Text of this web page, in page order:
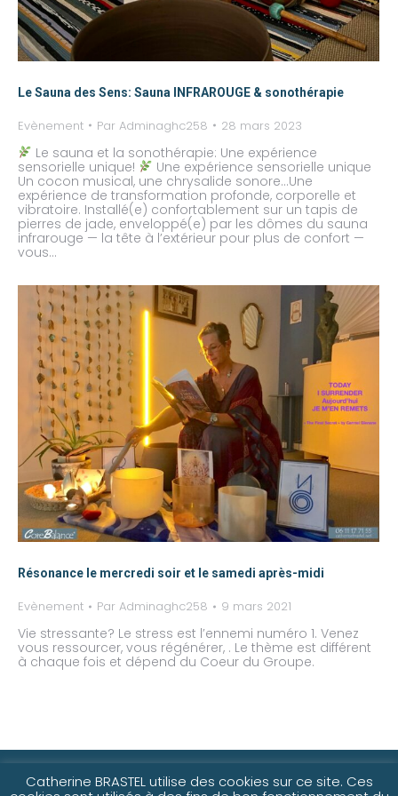
Le Sauna des Sens: Sauna INFRAROUGE & sonothérapie
Evènement Par Adminaghc258 28 mars 2023
Le sauna et la sonothérapie: Une expérience
sensorielle unique!
Une expérience sensorielle unique
Un cocon musical, une chrysalide sonore…Une
expérience de transformation profonde, corporelle et
vibratoire. Installé(e) confortablement sur un tapis de
pierres de jade, enveloppé(e) par les dômes du sauna
infrarouge — la tête à l’extérieur pour plus de confort —
vous…
Résonance le mercredi soir et le samedi après-midi
Evènement Par Adminaghc258 9 mars 2021
Vie stressante? Le stress est l’ennemi numéro 1. Venez
vous ressourcer, vous régénérer, . Le thème est différent
à chaque fois et dépend du Coeur du Groupe.
Catherine BRASTEL utilise des cookies sur ce site. Ces